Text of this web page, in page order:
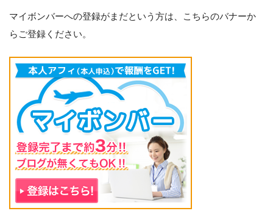
マイボンバーへの登録がまだという方は、こちらのバナーか
らご登録ください。